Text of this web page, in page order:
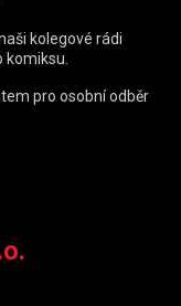
kolegové rádi
pro osobní odběr